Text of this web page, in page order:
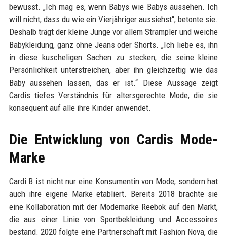
bewusst. „Ich mag es, wenn Babys wie Babys aussehen. Ich
will nicht, dass du wie ein Vierjähriger aussiehst“, betonte sie.
Deshalb trägt der kleine Junge vor allem Strampler und weiche
Babykleidung, ganz ohne Jeans oder Shorts. „Ich liebe es, ihn
in diese kuscheligen Sachen zu stecken, die seine kleine
Persönlichkeit unterstreichen, aber ihn gleichzeitig wie das
Baby aussehen lassen, das er ist.“ Diese Aussage zeigt
Cardis tiefes Verständnis für altersgerechte Mode, die sie
konsequent auf alle ihre Kinder anwendet.
Die Entwicklung von Cardis Mode-
Marke
Cardi B ist nicht nur eine Konsumentin von Mode, sondern hat
auch ihre eigene Marke etabliert. Bereits 2018 brachte sie
eine Kollaboration mit der Modemarke Reebok auf den Markt,
die aus einer Linie von Sportbekleidung und Accessoires
bestand. 2020 folgte eine Partnerschaft mit Fashion Nova, die